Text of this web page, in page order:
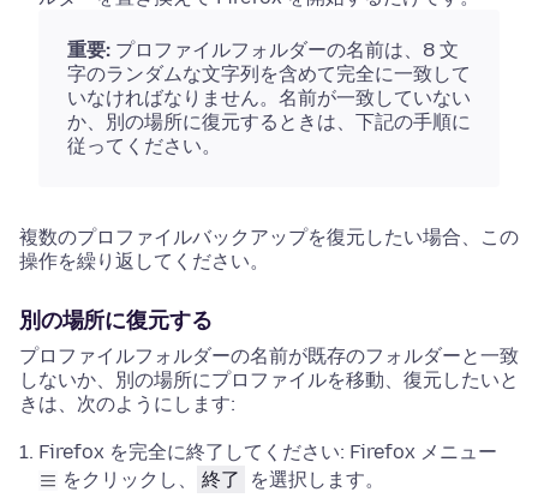
重要: プロファイルフォルダーの名前は、8 文
字のランダムな文字列を含めて完全に一致して
いなければなりません。名前が一致していない
か、別の場所に復元するときは、下記の手順に
従ってください。
複数のプロファイルバックアップを復元したい場合、この
操作を繰り返してください。
別の場所に復元する
プロファイルフォルダーの名前が既存のフォルダーと一致
しないか、別の場所にプロファイルを移動、復元したいと
きは、次のようにします:
Firefox を完全に終了してください: Firefox メニュー
をクリックし、
終了
を選択します。